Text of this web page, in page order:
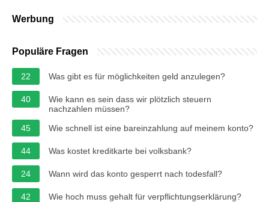
Werbung
Populäre Fragen
22 Was gibt es für möglichkeiten geld anzulegen?
40
Wie kann es sein dass wir plötzlich steuern
nachzahlen müssen?
45
Wie schnell ist eine bareinzahlung auf meinem konto?
44 Was kostet kreditkarte bei volksbank?
24 Wann wird das konto gesperrt nach todesfall?
42 Wie hoch muss gehalt für verpflichtungserklärung?